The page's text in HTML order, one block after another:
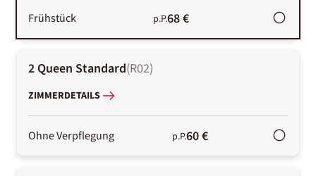
Frühstück p.P.68 €
2 Queen Standard(R02)
ZIMMERDETAILS
Ohne Verpflegung p.P.60 €